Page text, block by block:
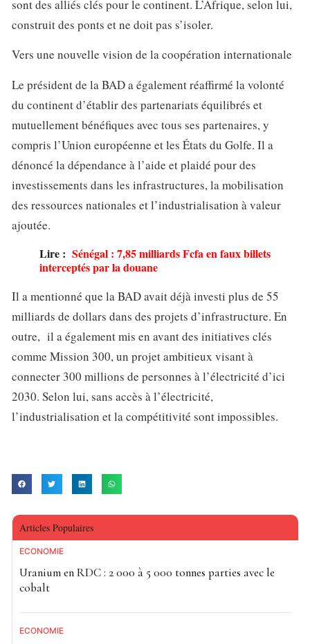
sont des alliés clés pour le continent. L’Afrique, selon lui,
construit des ponts et ne doit pas s’isoler.
Vers une nouvelle vision de la coopération internationale
Le président de la BAD a également réaffirmé la volonté
du continent d’établir des partenariats équilibrés et
mutuellement bénéfiques avec tous ses partenaires, y
compris l’Union européenne et les États du Golfe. Il a
dénoncé la dépendance à l’aide et plaidé pour des
investissements dans les infrastructures, la mobilisation
des ressources nationales et l’industrialisation à valeur
ajoutée.
Lire : Sénégal : 7,85 milliards Fcfa en faux billets
interceptés par la douane
Il a mentionné que la BAD avait déjà investi plus de 55
milliards de dollars dans des projets d’infrastructure. En
outre, il a également mis en avant des initiatives clés
comme Mission 300, un projet ambitieux visant à
connecter 300 millions de personnes à l’électricité d’ici
2030. Selon lui, sans accès à l’électricité,
l’industrialisation et la compétitivité sont impossibles.
Articles Populaires
ECONOMIE
Uranium en RDC : 2 000 à 5 000 tonnes parties avec le
cobalt
ECONOMIE